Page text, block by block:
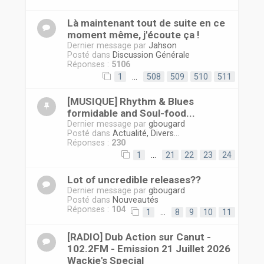
Là maintenant tout de suite en ce
moment même, j'écoute ça !
Dernier message par Jahson
Posté dans Discussion Générale
Réponses : 5106
1
508 509 510 511
[MUSIQUE] Rhythm & Blues
formidable and Soul-food...
Dernier message par gbougard
Posté dans Actualité, Divers...
Réponses : 230
1
21 22 23 24
Lot of uncredible releases??
Dernier message par gbougard
Posté dans Nouveautés
Réponses : 104 1 8 9 10 11
[RADIO] Dub Action sur Canut -
102.2FM - Emission 21 Juillet 2026
Wackie's Special